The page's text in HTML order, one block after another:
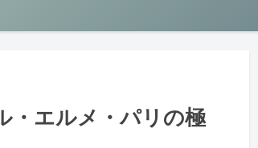
・エルメ・パリの極